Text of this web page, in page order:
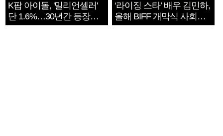
K팝 아이돌, '밀리언셀러'
단 1.6%…30년간 등장
1182개팀 전수조사
‘라이징 스타’ 배우 김민하,
올해 BIFF 개막식 사회자
확정